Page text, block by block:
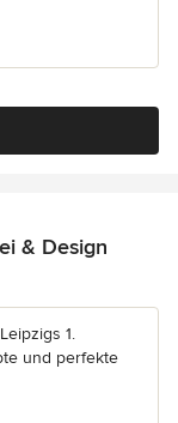
& Design
1.
und perfekte